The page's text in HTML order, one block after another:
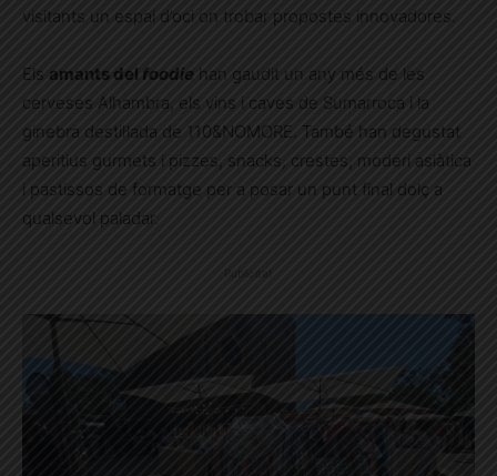
visitants un espai d’oci on trobar propostes innovadores.
Els amants del foodie han gaudit un any més de les
cerveses Alhambra, els vins i caves de Sumarroca i la
ginebra destil·lada de 110&NOMORE. També han degustat
aperitius gurmets i pizzes, snacks, crestes, moderi asiàtica
i pastissos de formatge per a posar un punt final dolç a
qualsevol paladar.
Publicitat